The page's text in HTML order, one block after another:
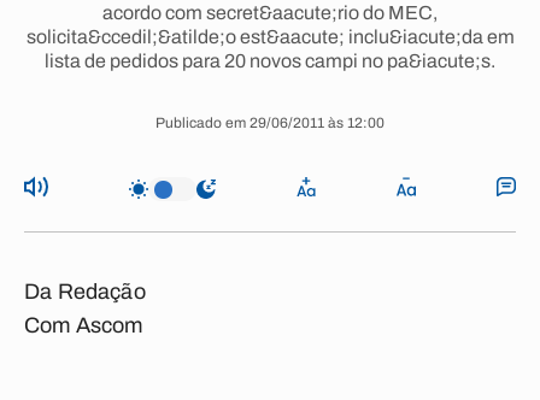
acordo com secret&aacute;rio do MEC,
solicita&ccedil;&atilde;o est&aacute; inclu&iacute;da em
lista de pedidos para 20 novos campi no pa&iacute;s.
Publicado em 29/06/2011 às 12:00
Da Redação
Com Ascom